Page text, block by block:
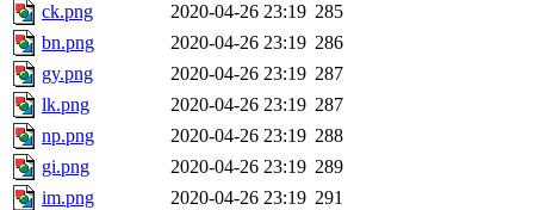
ck.png
2020-04-26 23:19 285
bn.png
2020-04-26 23:19 286
gy.png
2020-04-26 23:19 287
lk.png
2020-04-26 23:19 287
np.png
2020-04-26 23:19 288
gi.png
2020-04-26 23:19 289
im.png
2020-04-26 23:19 291